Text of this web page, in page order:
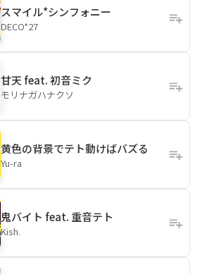
スマイル*シンフォニー
DECO*27
甘天 feat. 初音ミク
モリナガハナクソ
黄色の背景でテト動けばバズる
Yu-ra
鬼バイト feat. 重音テト
Kish.